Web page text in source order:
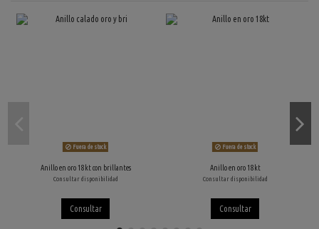
Fuera de stock
Anillo en oro 18kt con brillantes
Consultar disponibilidad
Consultar
Fuera de stock
Anillo en oro 18kt
Consultar disponibilidad
Consultar